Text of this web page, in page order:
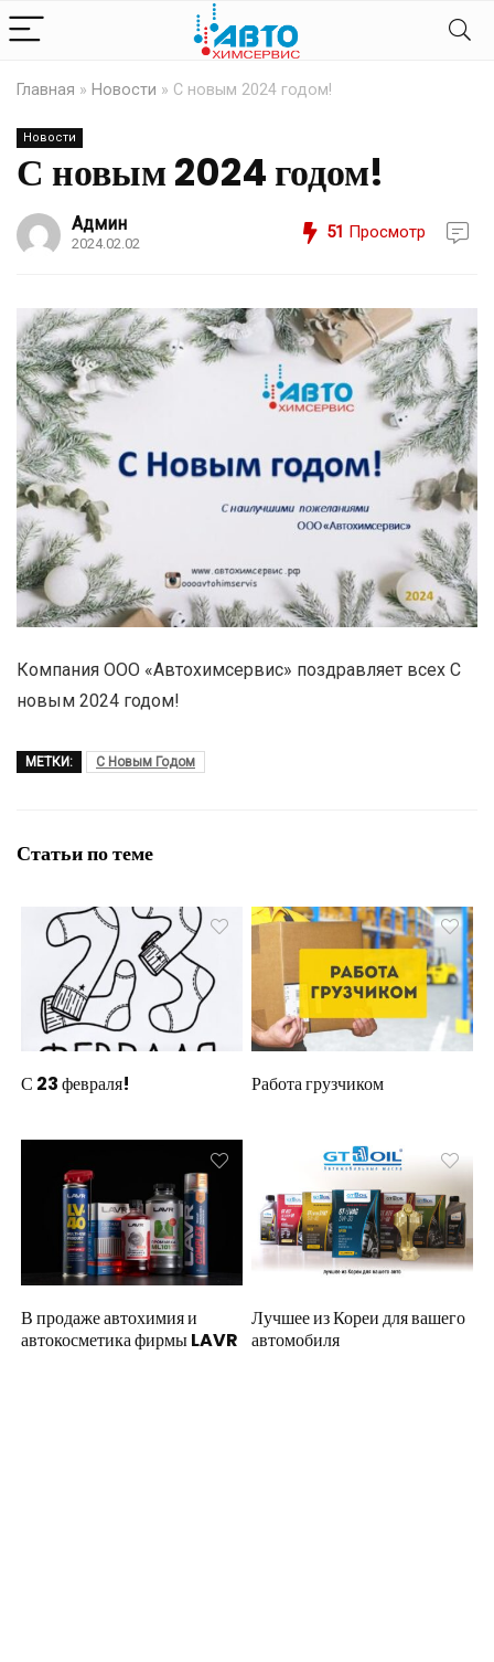
Главная » Новости » С новым 2024 годом!
Новости
С новым 2024 годом!
Админ
2024.02.02
51 Просмотр
Компания ООО «Автохимсервис» поздравляет всех С
новым 2024 годом!
МЕТКИ: С Новым Годом
Статьи по теме
С 23 февраля! Работа грузчиком
В продаже автохимия и
автокосметика фирмы LAVR
Лучшее из Кореи для вашего
автомобиля